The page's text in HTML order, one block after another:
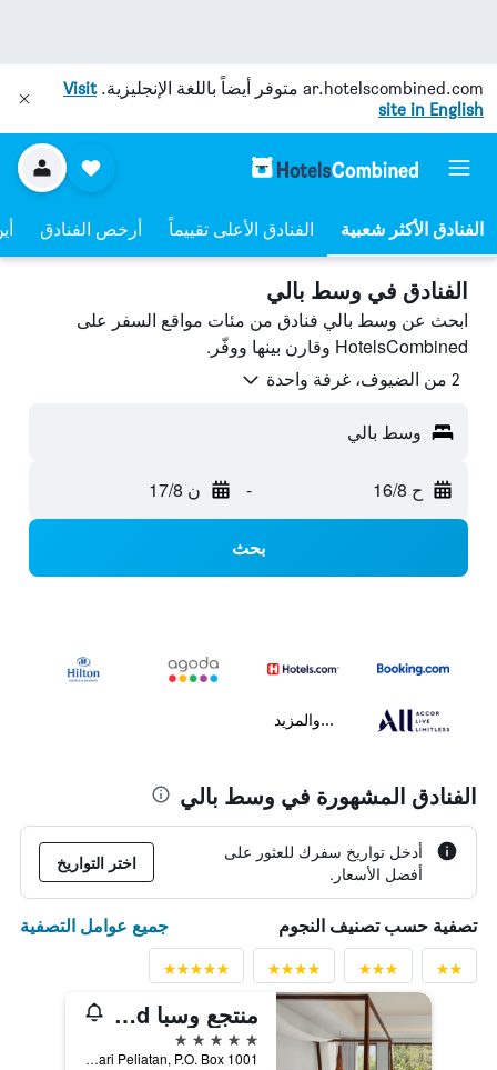
ar.hotelscombined.com متوفر أيضاً باللغة الإنجليزية.Visit
site in English
الفنادق الأعلى تقييماً أرخص الفنادق
الفنادق في وسط بالي
ابحث عن وسط بالي فنادق من مئات مواقع السفر على
HotelsCombined وقارن بينها ووفّر.
2 من الضيوف، غرفة واحدة
وسط بالي
ح 16/8 - ن 17/8
بحث
...والمزيد
الفنادق المشهورة في وسط بالي
أدخل تواريخ سفرك للعثور على
أفضل الأسعار.
اختر التواريخ
تصفية حسب تصنيف النجوم جميع عوامل التصفية
منتجع وسبا Maya Ubud
5 نجوم
Jalan Gunung Sari Peliatan, P.O. Box 1001, اوبود, إندونيسيا